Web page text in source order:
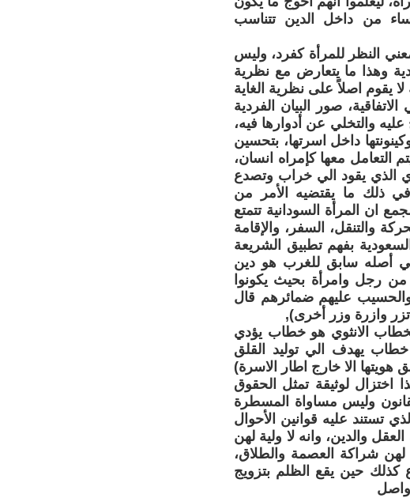
من داخل الدين تتناسب
النظر للمرأة كفرد، وليس
وهذا ما يتعارض مع نظرية
يقوم اصلاً على نظرية الغاية
صور البيان الفردية
والتخلي عن أدوارها فيه،
داخل اسرتها، بتحسين
التعامل معها كإمراه انسان،
الذي يقود الي خراب وتصدع
في ذلك ما يقتضيه الأمر من
ان المرأة السودانية تتمتع
والتنقل، السفر، والإقامة
بفهم تطبيق الشريعة
في أصله سابق للغرب هو دين
من رجل وامرأة بحيث يكونوا
والحسيب عليهم ضمائرهم قال
تزر وازرة وزر أخرى),
الانثوي هو خطاب يؤدي
خطاب يهدف الي توليد القلق
الا خارج اطار الاسرة)
اختزال لوثيقة تمثل الحقوق
وليس مساواة المسطرة
تستند عليه قوانين الأحوال
والدين، وانه لا ولية لهن
شراكة العصمة والطلاق،
حين يقع الظلم بتزويج